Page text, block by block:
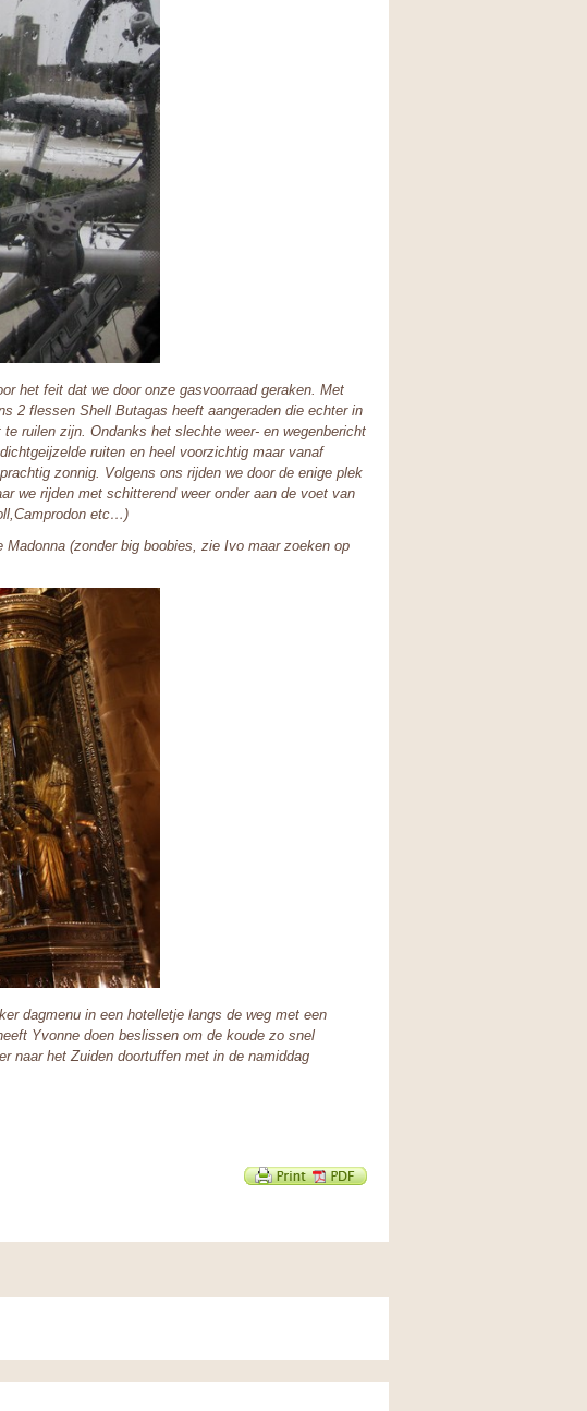
het feit dat we door onze gasvoorraad geraken. Met
2 flessen Shell Butagas heeft aangeraden die echter in
ruilen zijn. Ondanks het slechte weer- en wegenbericht
ruiten en heel voorzichtig maar vanaf
zonnig. Volgens ons rijden we door de enige plek
we rijden met schitterend weer onder aan de voet van
etc…)
(zonder big boobies, zie Ivo maar zoeken op
dagmenu in een hotelletje langs de weg met een
Yvonne doen beslissen om de koude zo snel
naar het Zuiden doortuffen met in de namiddag